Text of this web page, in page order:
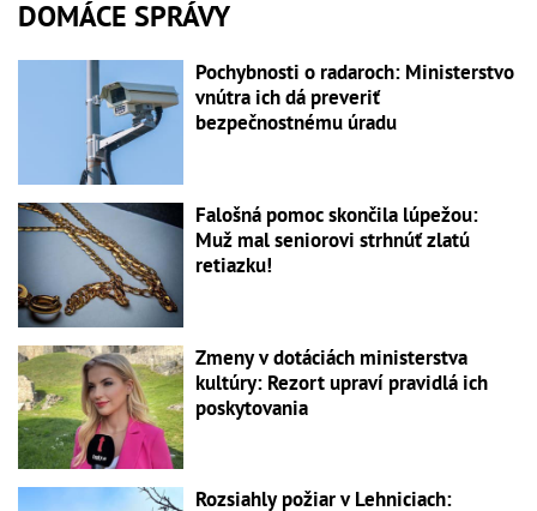
DOMÁCE SPRÁVY
Pochybnosti o radaroch: Ministerstvo
vnútra ich dá preveriť
bezpečnostnému úradu
Falošná pomoc skončila lúpežou:
Muž mal seniorovi strhnúť zlatú
retiazku!
Zmeny v dotáciách ministerstva
kultúry: Rezort upraví pravidlá ich
poskytovania
Rozsiahly požiar v Lehniciach: